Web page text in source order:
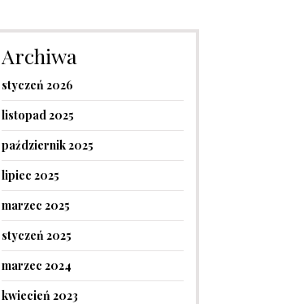
Archiwa
styczeń 2026
listopad 2025
październik 2025
lipiec 2025
marzec 2025
styczeń 2025
marzec 2024
kwiecień 2023